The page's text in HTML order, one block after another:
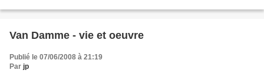
Van Damme - vie et oeuvre
Publié le 07/06/2008 à 21:19
Par jp